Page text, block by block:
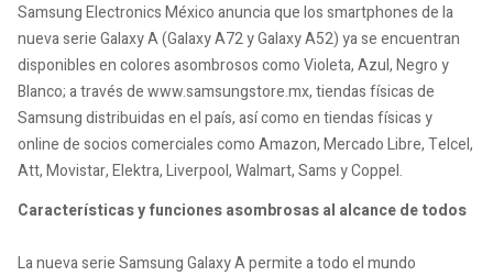
Samsung Electronics México anuncia que los smartphones de la
nueva serie Galaxy A (Galaxy A72 y Galaxy A52) ya se encuentran
disponibles en colores asombrosos como Violeta, Azul, Negro y
Blanco; a través de www.samsungstore.mx, tiendas físicas de
Samsung distribuidas en el país, así como en tiendas físicas y
online de socios comerciales como Amazon, Mercado Libre, Telcel,
Att, Movistar, Elektra, Liverpool, Walmart, Sams y Coppel.
Características y funciones asombrosas al alcance de todos
La nueva serie Samsung Galaxy A permite a todo el mundo